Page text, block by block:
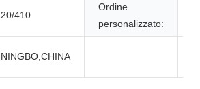
20/410
Ordine
personalizzato:
NINGBO,CHINA